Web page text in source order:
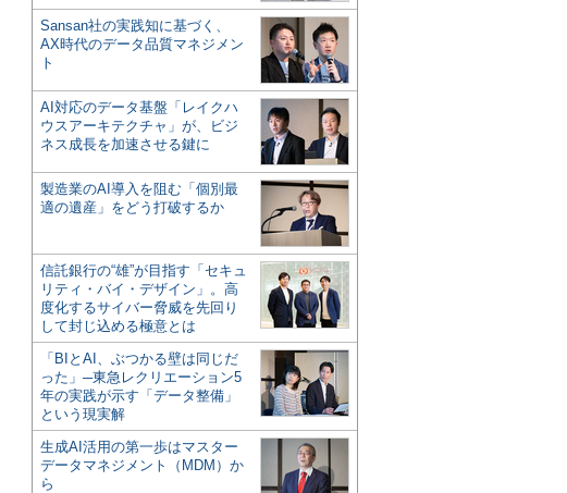
Sansan社の実践知に基づく、
AX時代のデータ品質マネジメン
ト
AI対応のデータ基盤「レイクハ
ウスアーキテクチャ」が、ビジ
ネス成長を加速させる鍵に
製造業のAI導入を阻む「個別最
適の遺産」をどう打破するか
信託銀行の“雄”が目指す「セキュ
リティ・バイ・デザイン」。高
度化するサイバー脅威を先回り
して封じ込める極意とは
「BIとAI、ぶつかる壁は同じだ
った」─東急レクリエーション5
年の実践が示す「データ整備」
という現実解
生成AI活用の第一歩はマスター
データマネジメント（MDM）か
ら